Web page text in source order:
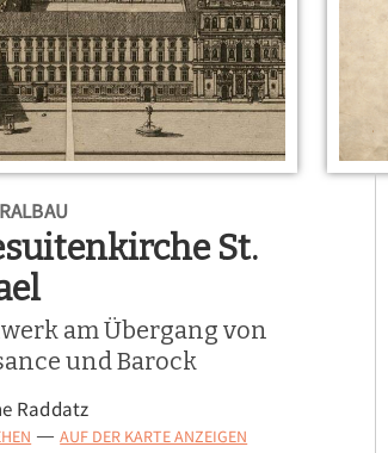
unter
St.
am Übergang von
und Barock
Raddatz
— AUF DER KARTE ANZEIGEN